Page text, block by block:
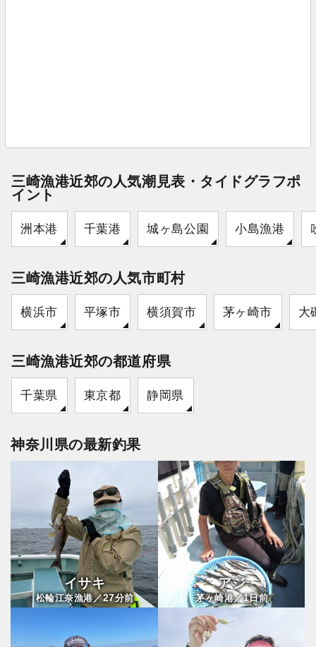
三崎漁港近郊の人気潮見表・タイドグラフポ
イント
洲本港 千葉港 城ヶ島公園 小島漁港
三崎漁港近郊の人気市町村
横浜市 平塚市 横須賀市 茅ヶ崎市 大
三崎漁港近郊の都道府県
千葉県 東京都 静岡県
神奈川県の最新釣果
イサキ
松輪江奈漁港／27分前
アジ
茅ヶ崎港／1日前